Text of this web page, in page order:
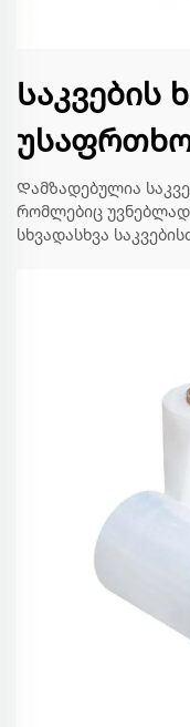
Საკვების
Დამზადებულია
რომლებიც
სხვადასხვა